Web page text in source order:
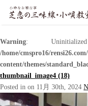
Warning:
/home/cmspro16/
content/themes/
thumbnail_image4 (18)
Posted in on 11月 30th, 2024